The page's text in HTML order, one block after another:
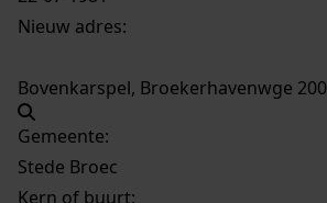
Nieuw adres:
Bovenkarspel, Broekerhavenwge 200
Gemeente:
Stede Broec
Kern of buurt: